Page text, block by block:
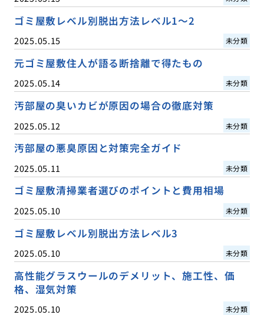
ゴミ屋敷レベル別脱出方法レベル1〜2
2025.05.15 未分類
元ゴミ屋敷住人が語る断捨離で得たもの
2025.05.14 未分類
汚部屋の臭いカビが原因の場合の徹底対策
2025.05.12 未分類
汚部屋の悪臭原因と対策完全ガイド
2025.05.11 未分類
ゴミ屋敷清掃業者選びのポイントと費用相場
2025.05.10 未分類
ゴミ屋敷レベル別脱出方法レベル3
2025.05.10 未分類
高性能グラスウールのデメリット、施工性、価
格、湿気対策
2025.05.10 未分類